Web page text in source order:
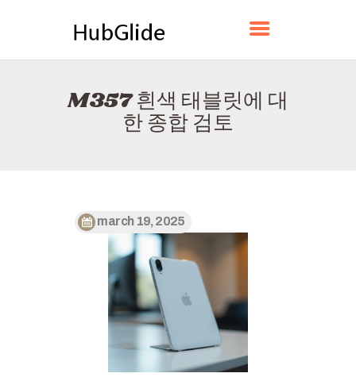
M357 흰색 태블릿에 대
한 종합 검토
HUBGLIDE
홈
march 19, 2025